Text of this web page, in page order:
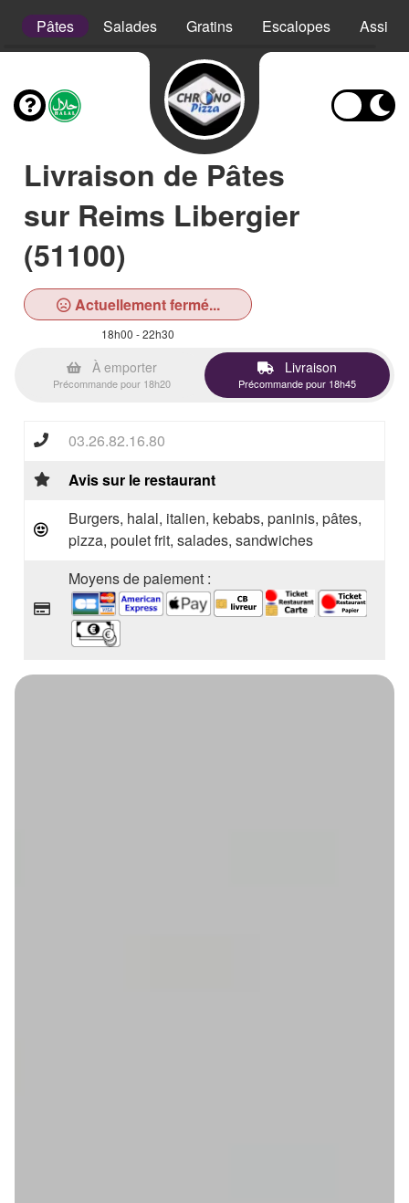
Pâtes Salades Gratins Escalopes
Livraison de Pâtes
sur Reims Libergier
(51100)
Actuellement fermé...
18h00 - 22h30
À emporter
Précommande pour 18h20
Livraison
Précommande pour 18h45
03.26.82.16.80
Avis sur le restaurant
Burgers, halal, italien, kebabs, paninis, pâtes,
pizza, poulet frit, salades, sandwiches
Moyens de paiement :